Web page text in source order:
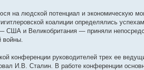
на людской потенциал и экономическую
коалиции определялись
США и Великобритания — приняли
войны.
конференции руководителей трех ее
И.В. Сталин. В работе конференции